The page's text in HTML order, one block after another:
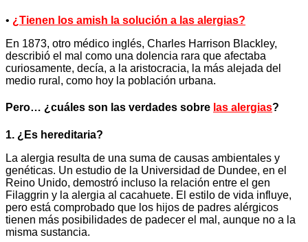
• ¿Tienen los amish la solución a las alergias?
En 1873, otro médico inglés, Charles Harrison Blackley,
describió el mal como una dolencia rara que afectaba
curiosamente, decía, a la aristocracia, la más alejada del
medio rural, como hoy la población urbana.
Pero… ¿cuáles son las verdades sobre las alergias?
1. ¿Es hereditaria?
La alergia resulta de una suma de causas ambientales y
genéticas. Un estudio de la Universidad de Dundee, en el
Reino Unido, demostró incluso la relación entre el gen
Filaggrin y la alergia al cacahuete. El estilo de vida influye,
pero está comprobado que los hijos de padres alérgicos
tienen más posibilidades de padecer el mal, aunque no a la
misma sustancia.